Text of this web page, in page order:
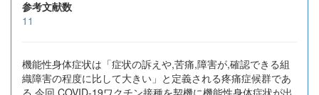
参考文献数
11
機能性身体症状は「症状の訴えや,苦痛,障害が,確認できる組
織障害の程度に比して大きい」と定義される疼痛症候群であ
る.今回,COVID-19ワクチン接種を契機に機能性身体症状が出